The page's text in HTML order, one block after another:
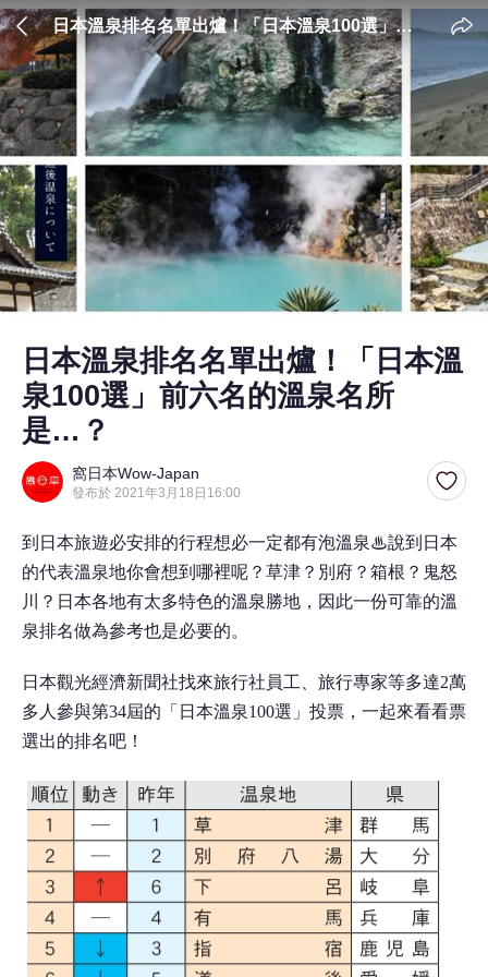
日本溫泉排名名單出爐！「日本溫泉100選」前
六名的溫泉名所是…？
日本溫泉排名名單出爐！「日本溫
泉100選」前六名的溫泉名所
是…？
窩日本Wow-Japan
發布於 2021年3月18日16:00
到日本旅遊必安排的行程想必一定都有泡溫泉♨說到日本
的代表溫泉地你會想到哪裡呢？草津？別府？箱根？鬼怒
川？日本各地有太多特色的溫泉勝地，因此一份可靠的溫
泉排名做為參考也是必要的。
日本觀光經濟新聞社找來旅行社員工、旅行專家等多達2萬
多人參與第34屆的「日本溫泉100選」投票，一起來看看票
選出的排名吧！